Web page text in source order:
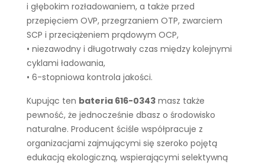
i głębokim rozładowaniem, a także przed
przepięciem OVP, przegrzaniem OTP, zwarciem
SCP i przeciążeniem prądowym OCP,
• niezawodny i długotrwały czas między kolejnymi
cyklami ładowania,
• 6-stopniowa kontrola jakości.
Kupując ten bateria 616-0343 masz także
pewność, że jednocześnie dbasz o środowisko
naturalne. Producent ściśle współpracuje z
organizacjami zajmującymi się szeroko pojętą
edukacją ekologiczną, wspierającymi selektywną